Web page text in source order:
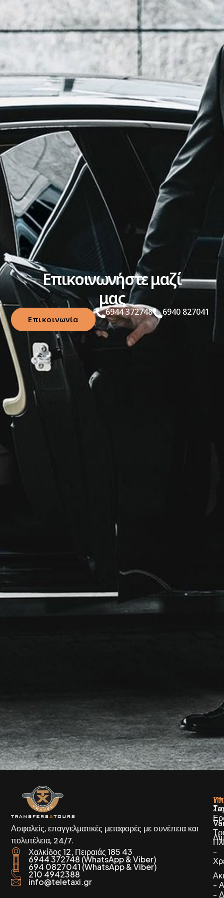
Επικοινωνήστε μαζί
μας
Επικοινωνία
6944 372748 6940 827041
Ασφαλείς, επαγγελματικές μεταφορές με συνέπεια και
πολυτέλεια, 24/7.
Χαλκίδος 12, Πειραιάς 185 43
6944 372748 (WhatsApp & Viber)
694 0827041 (WhatsApp & Viber)
210 4942388
info@teletaxi.gr
-
-
-